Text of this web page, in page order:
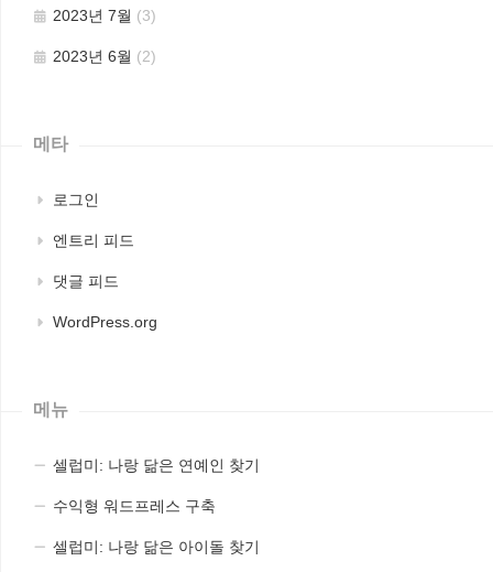
2023년 7월 (3)
2023년 6월 (2)
메타
로그인
엔트리 피드
댓글 피드
WordPress.org
메뉴
셀럽미: 나랑 닮은 연예인 찾기
수익형 워드프레스 구축
셀럽미: 나랑 닮은 아이돌 찾기